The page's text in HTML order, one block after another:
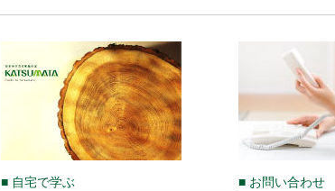
■ 自宅で学ぶ ■ お問い合わせ